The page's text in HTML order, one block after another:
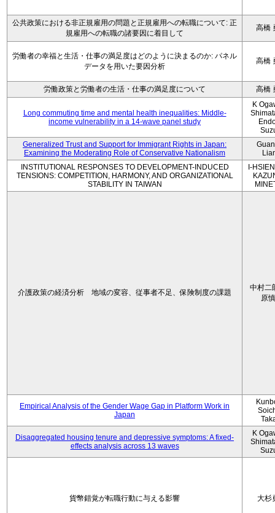
公共政策における非正規雇用の問題と正規雇用への転職について: 正
規雇用への転職の諸要因に着目して
高橋
労働者の幸福と生活・仕事の満足度はどのように決まるのか: パネル
データを用いた要因分析
高橋
労働政策と労働者の生活・仕事の満足度について 高橋
Long commuting time and mental health inequalities: Middle-
income vulnerability in a 14-wave panel study
K
Generalized Trust and Support for Immigrant Rights in Japan:
Examining the Moderating Role of Conservative Nationalism
INSTITUTIONAL RESPONSES TO DEVELOPMENT-INDUCED
TENSIONS: COMPETITION, HARMONY, AND ORGANIZATIONAL
STABILITY IN TAIWAN
I-
介護政策の経済分析 地域の変容、従事者不足、保険制度の課題
中村二
原
Empirical Analysis of the Gender Wage Gap in Platform Work in
Japan
Disaggregated housing tenure and depressive symptoms: A fixed-
effects analysis across 13 waves
K
貨幣錯覚が転職行動に与える影響 大杉